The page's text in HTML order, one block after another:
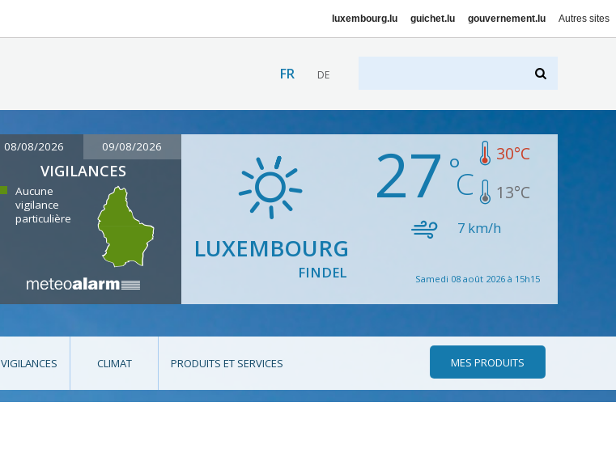
luxembourg.lu guichet.lu gouvernement.lu Autres sites
FR DE
08/08/2026 09/08/2026
VIGILANCES
Aucune
vigilance
particulière
LUXEMBOURG
FINDEL
27 30°C
13°C
7 km/h
Samedi 08 août 2026 à 15h15
VIGILANCES CLIMAT PRODUITS ET SERVICES MES PRODUITS